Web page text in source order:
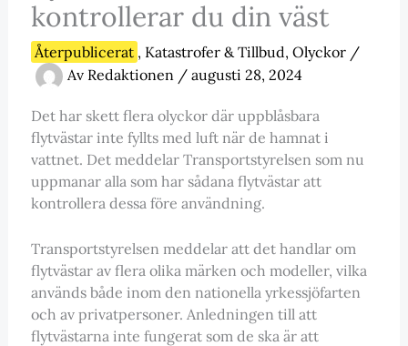
kontrollerar du din väst
Återpublicerat , Katastrofer & Tillbud, Olyckor/
Av Redaktionen / augusti 28, 2024
Det har skett flera olyckor där uppblåsbara
flytvästar inte fyllts med luft när de hamnat i
vattnet. Det meddelar Transportstyrelsen som nu
uppmanar alla som har sådana flytvästar att
kontrollera dessa före användning.
Transportstyrelsen meddelar att det handlar om
flytvästar av flera olika märken och modeller, vilka
används både inom den nationella yrkessjöfarten
och av privatpersoner. Anledningen till att
flytvästarna inte fungerat som de ska är att